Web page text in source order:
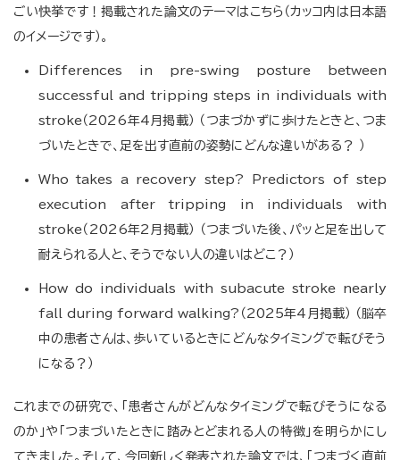
ごい快挙です！掲載された論文のテーマはこちら（カッコ内は日本語
のイメージです）。
Differences in pre-swing posture between
successful and tripping steps in individuals with
stroke（2026年4月掲載） （つまづかずに歩けたときと、つま
づいたときで、足を出す直前の姿勢にどんな違いがある？ ）
Who takes a recovery step? Predictors of step
execution after tripping in individuals with
stroke（2026年2月掲載） （つまづいた後、パッと足を出して
耐えられる人と、そうでない人の違いはどこ？）
How do individuals with subacute stroke nearly
fall during forward walking?（2025年4月掲載） （脳卒
中の患者さんは、歩いているときにどんなタイミングで転びそう
になる？）
これまでの研究で、「患者さんがどんなタイミングで転びそうになる
のか」や「つまづいたときに踏みとどまれる人の特徴」を明らかにし
てきました。そして、今回新しく発表された論文では、「つまづく直前